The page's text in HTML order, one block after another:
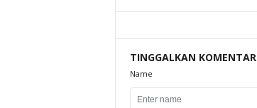
TINGGALKAN KOMENTAR
Name